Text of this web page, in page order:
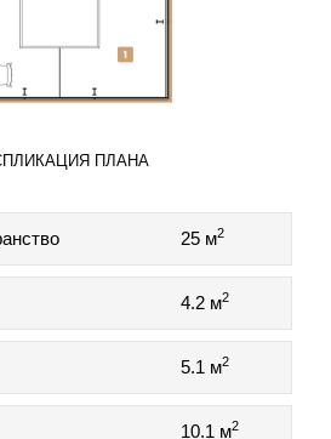
ПЛАНА
25 м2
4.2 м2
5.1 м2
10.1 м2